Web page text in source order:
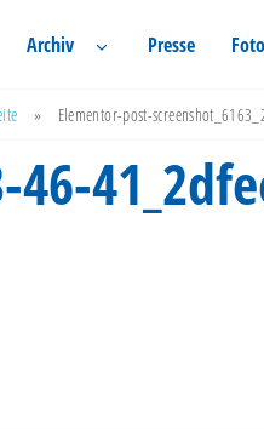
Archiv Presse
» Elementor-post-